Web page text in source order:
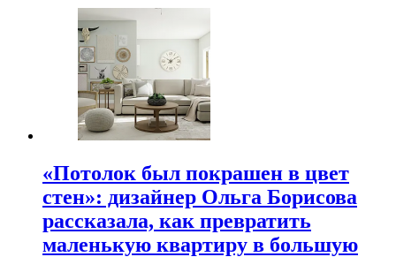
«Потолок был покрашен в цвет
стен»: дизайнер Ольга Борисова
рассказала, как превратить
маленькую квартиру в большую